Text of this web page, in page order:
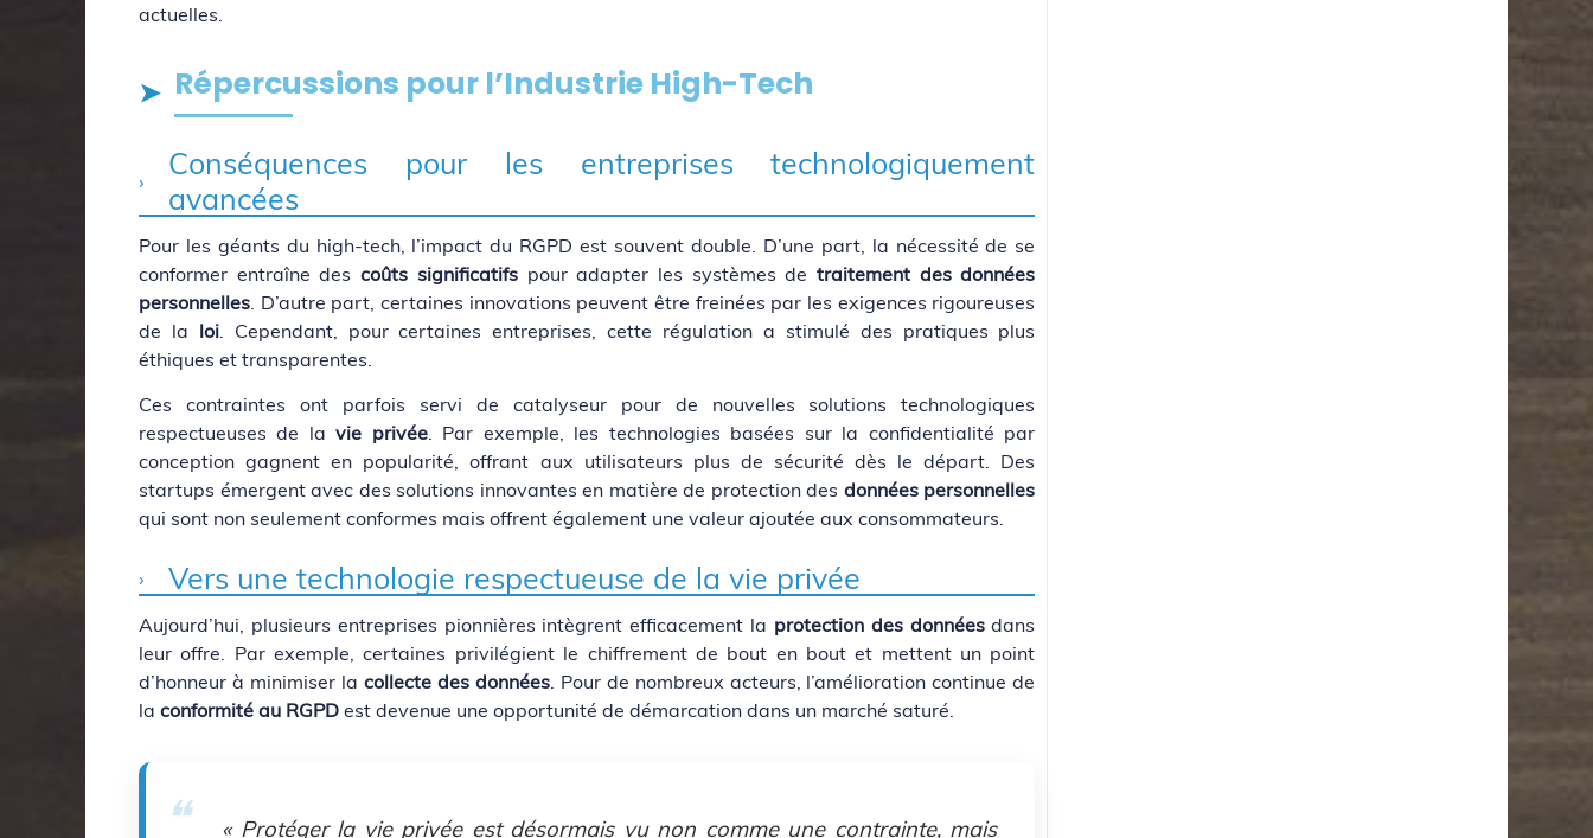
actuelles.
Répercussions pour l’Industrie High-Tech
Conséquences pour les entreprises technologiquement
avancées
Pour les géants du high-tech, l’impact du RGPD est souvent double. D’une part, la nécessité de se
conformer entraîne descoûts significatifspour adapter les systèmes detraitement des données
personnelles. D’autre part, certaines innovations peuvent être freinées par les exigences rigoureuses
de la loi. Cependant, pour certaines entreprises, cette régulation a stimulé des pratiques plus
éthiques et transparentes.
Ces contraintes ont parfois servi de catalyseur pour de nouvelles solutions technologiques
respectueuses de lavie privée. Par exemple, les technologies basées sur la confidentialité par
conception gagnent en popularité, offrant aux utilisateurs plus de sécurité dès le départ. Des
startups émergent avec des solutions innovantes en matière de protection des données personnelles
qui sont non seulement conformes mais offrent également une valeur ajoutée aux consommateurs.
Vers une technologie respectueuse de la vie privée
Aujourd’hui, plusieurs entreprises pionnières intègrent efficacement la protection des donnéesdans
leur offre. Par exemple, certaines privilégient le chiffrement de bout en bout et mettent un point
d’honneur à minimiser la collecte des données. Pour de nombreux acteurs, l’amélioration continue de
la conformité au RGPD est devenue une opportunité de démarcation dans un marché saturé.
« Protéger la vie privéeest désormais vu non comme une contrainte, mais